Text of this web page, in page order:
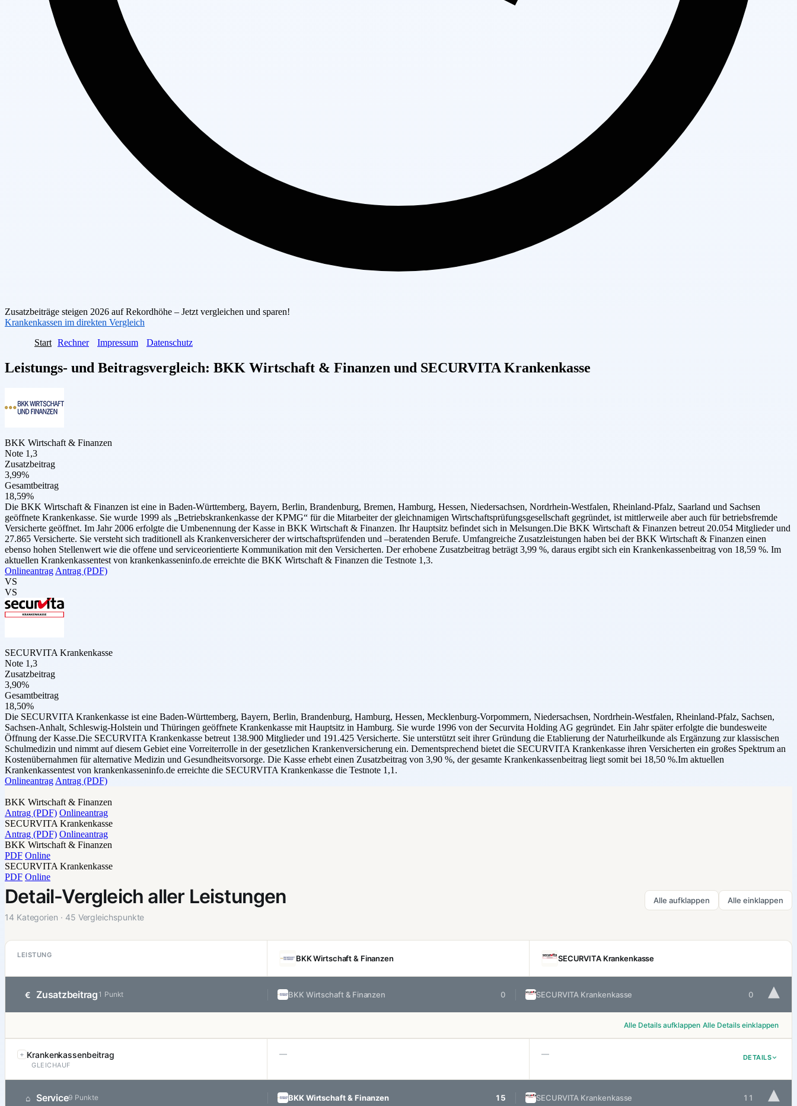
Zusatzbeiträge steigen 2026 auf Rekordhöhe – Jetzt vergleichen und sparen!
Krankenkassen im direkten Vergleich
Start Rechner Impressum Datenschutz
Leistungs- und Beitragsvergleich: BKK Wirtschaft & Finanzen und SECURVITA Krankenkasse
BKK Wirtschaft & Finanzen
Note 1,3
Zusatzbeitrag
3,99%
Gesamtbeitrag
18,59%
Die BKK Wirtschaft & Finanzen ist eine in Baden-Württemberg, Bayern, Berlin, Brandenburg, Bremen, Hamburg, Hessen, Niedersachsen, Nordrhein-Westfalen, Rheinland-Pfalz, Saarland und Sachsen
geöffnete Krankenkasse. Sie wurde 1999 als „Betriebskrankenkasse der KPMG“ für die Mitarbeiter der gleichnamigen Wirtschaftsprüfungsgesellschaft gegründet, ist mittlerweile aber auch für betriebsfremde
Versicherte geöffnet. Im Jahr 2006 erfolgte die Umbenennung der Kasse in BKK Wirtschaft & Finanzen. Ihr Hauptsitz befindet sich in Melsungen.Die BKK Wirtschaft & Finanzen betreut 20.054 Mitglieder und
27.865 Versicherte. Sie versteht sich traditionell als Krankenversicherer der wirtschaftsprüfenden und –beratenden Berufe. Umfangreiche Zusatzleistungen haben bei der BKK Wirtschaft & Finanzen einen
ebenso hohen Stellenwert wie die offene und serviceorientierte Kommunikation mit den Versicherten. Der erhobene Zusatzbeitrag beträgt 3,99 %, daraus ergibt sich ein Krankenkassenbeitrag von 18,59 %. Im
aktuellen Krankenkassentest von krankenkasseninfo.de erreichte die BKK Wirtschaft & Finanzen die Testnote 1,3.
Onlineantrag Antrag (PDF)
VS
VS
SECURVITA Krankenkasse
Note 1,3
Zusatzbeitrag
3,90%
Gesamtbeitrag
18,50%
Die SECURVITA Krankenkasse ist eine Baden-Württemberg, Bayern, Berlin, Brandenburg, Hamburg, Hessen, Mecklenburg-Vorpommern, Niedersachsen, Nordrhein-Westfalen, Rheinland-Pfalz, Sachsen,
Sachsen-Anhalt, Schleswig-Holstein und Thüringen geöffnete Krankenkasse mit Hauptsitz in Hamburg. Sie wurde 1996 von der Securvita Holding AG gegründet. Ein Jahr später erfolgte die bundesweite
Öffnung der Kasse.Die SECURVITA Krankenkasse betreut 138.900 Mitglieder und 191.425 Versicherte. Sie unterstützt seit ihrer Gründung die Etablierung der Naturheilkunde als Ergänzung zur klassischen
Schulmedizin und nimmt auf diesem Gebiet eine Vorreiterrolle in der gesetzlichen Krankenversicherung ein. Dementsprechend bietet die SECURVITA Krankenkasse ihren Versicherten ein großes Spektrum an
Kostenübernahmen für alternative Medizin und Gesundheitsvorsorge. Die Kasse erhebt einen Zusatzbeitrag von 3,90 %, der gesamte Krankenkassenbeitrag liegt somit bei 18,50 %.Im aktuellen
Krankenkassentest von krankenkasseninfo.de erreichte die SECURVITA Krankenkasse die Testnote 1,1.
Onlineantrag Antrag (PDF)
BKK Wirtschaft & Finanzen
Antrag (PDF) Onlineantrag
SECURVITA Krankenkasse
Antrag (PDF) Onlineantrag
BKK Wirtschaft & Finanzen
PDF Online
SECURVITA Krankenkasse
PDF Online
Detail-Vergleich aller Leistungen
14 Kategorien · 45 Vergleichspunkte
Alle aufklappen Alle einklappen
LEISTUNG BKK Wirtschaft & Finanzen SECURVITA Krankenkasse
€ Zusatzbeitrag 1 Punkt BKK Wirtschaft & Finanzen 0 SECURVITA Krankenkasse 0 ▾
Alle Details aufklappen Alle Details einklappen
DETAILS
Krankenkassenbeitrag
GLEICHAUF
— —
⌂ Service9 Punkte BKK Wirtschaft & Finanzen 15 SECURVITA Krankenkasse 11 ▾